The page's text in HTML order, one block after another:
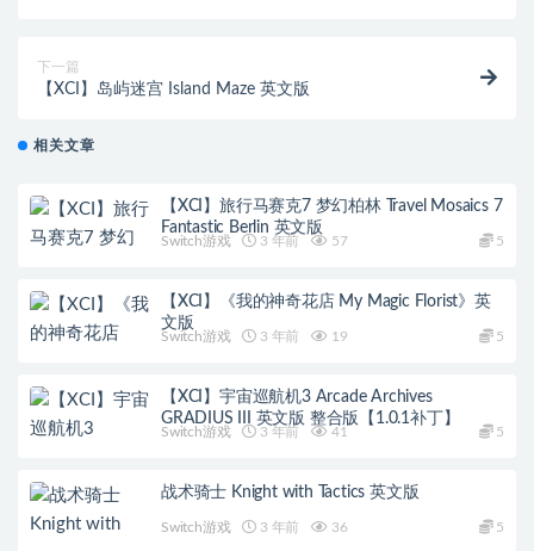
下一篇
【XCI】岛屿迷宫 Island Maze 英文版
相关文章
【XCI】旅行马赛克7 梦幻柏林 Travel Mosaics 7
Fantastic Berlin 英文版
Switch游戏 3 年前 57 5
【XCI】《我的神奇花店 My Magic Florist》英
文版
Switch游戏 3 年前 19 5
【XCI】宇宙巡航机3 Arcade Archives
GRADIUS III 英文版 整合版【1.0.1补丁】
Switch游戏 3 年前 41 5
战术骑士 Knight with Tactics 英文版
Switch游戏 3 年前 36 5